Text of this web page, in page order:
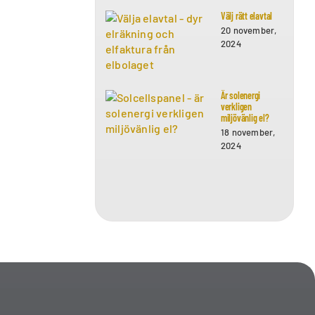
Välj rätt elavtal
20 november,
2024
Är solenergi
verkligen
miljövänlig el?
18 november,
2024